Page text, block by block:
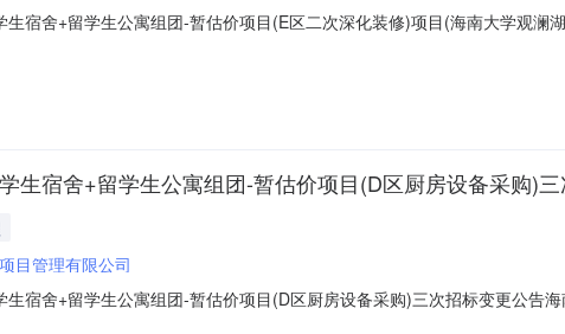
宿舍+留学生公寓组团-暂估价项目(E区二次深化装修)项目(海南大学观澜
暂估价项目(E区二次深化装修)项目(海南大学观澜湖校区教学及生活服务
宿舍+留学生公寓组团-暂估价项目(D区厨房设备采购)
目管理有限公司
宿舍+留学生公寓组团-暂估价项目(D区厨房设备采购)三次招标变更公告